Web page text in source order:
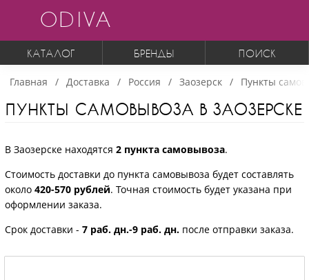
ODIVA
КАТАЛОГ БРЕНДЫ ПОИСК
Главная Доставка Россия Заозерск Пункты
ПУНКТЫ САМОВЫВОЗА В ЗАОЗЕРСКЕ
В Заозерске находятся 2 пункта самовывоза.
Стоимость доставки до пункта самовывоза будет составлять
около 420-570 рублей. Точная стоимость будет указана при
оформлении заказа.
Срок доставки - 7 раб. дн.-9 раб. дн. после отправки заказа.